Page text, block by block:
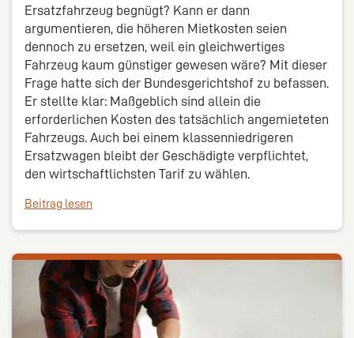
Ersatzfahrzeug begnügt? Kann er dann
argumentieren, die höheren Mietkosten seien
dennoch zu ersetzen, weil ein gleichwertiges
Fahrzeug kaum günstiger gewesen wäre? Mit dieser
Frage hatte sich der Bundesgerichtshof zu befassen.
Er stellte klar: Maßgeblich sind allein die
erforderlichen Kosten des tatsächlich angemieteten
Fahrzeugs. Auch bei einem klassenniedrigeren
Ersatzwagen bleibt der Geschädigte verpflichtet,
den wirtschaftlichsten Tarif zu wählen.
Beitrag lesen